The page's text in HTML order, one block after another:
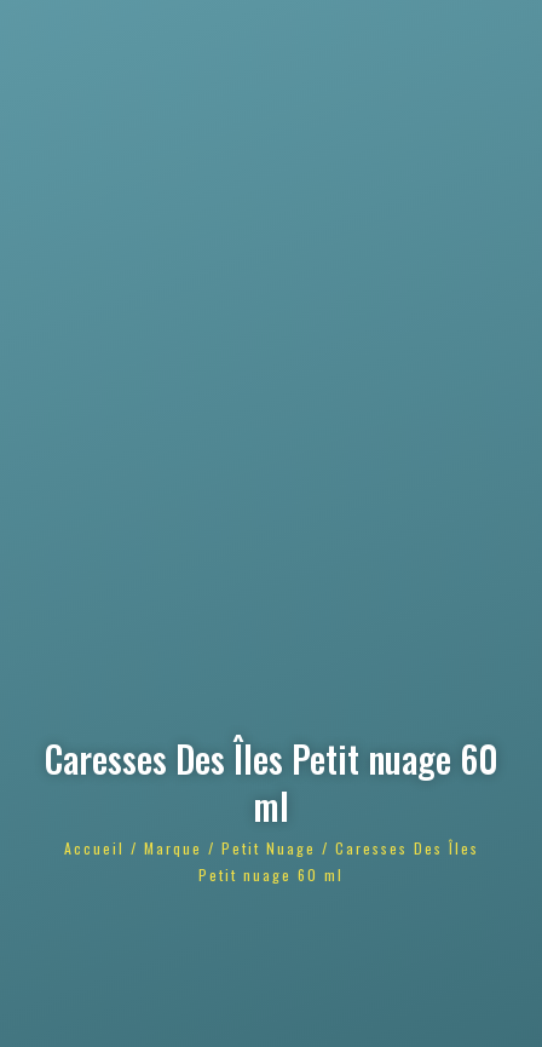
Caresses Des Îles Petit nuage 60
ml
Accueil / Marque / Petit Nuage / Caresses Des Îles
Petit nuage 60 ml